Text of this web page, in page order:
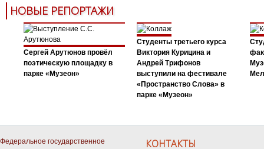
НОВЫЕ РЕПОРТАЖИ
Сергей Арутюнов провёл
поэтическую площадку в
парке «Музеон»
Студенты третьего курса
Виктория Курицина и
Андрей Трифонов
выступили на фестивале
«Пространство Слова» в
парке «Музеон»
Федеральное государственное
КОНТАКТЫ